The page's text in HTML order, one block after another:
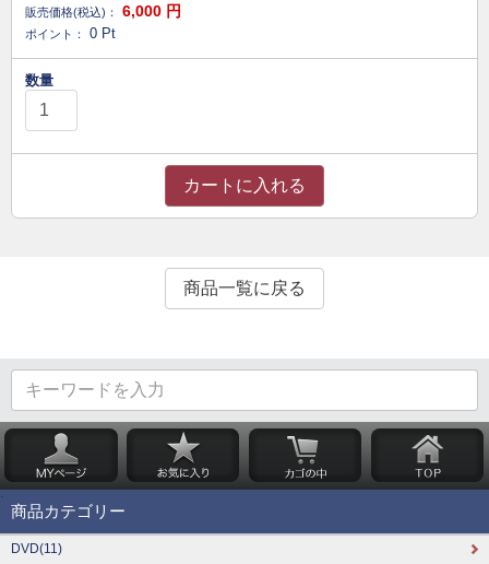
販売価格(税込)： 6,000 円
ポイント： 0 Pt
数量
カートに入れる
商品一覧に戻る
商品カテゴリー
DVD(11)